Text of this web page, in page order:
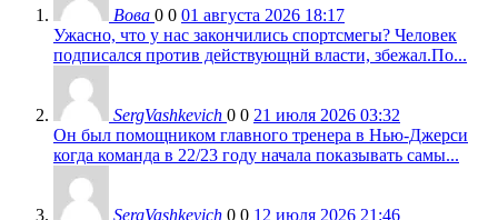
Вова 0 0 01 августа 2026 18:17
Ужасно, что у нас закончились спортсмегы? Человек
подписался против действующнй власти, збежал.По...
SergVashkevich 0 0 21 июля 2026 03:32
Он был помощником главного тренера в Нью-Джерси
когда команда в 22/23 году начала показывать самы...
SergVashkevich 0 0 12 июля 2026 21:46